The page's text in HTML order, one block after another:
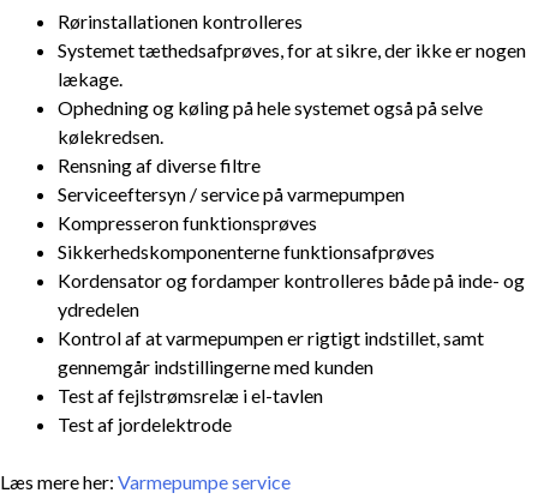
Rørinstallationen kontrolleres
Systemet tæthedsafprøves, for at sikre, der ikke er nogen
lækage.
Ophedning og køling på hele systemet også på selve
kølekredsen.
Rensning af diverse filtre
Serviceeftersyn / service på varmepumpen
Kompresseron funktionsprøves
Sikkerhedskomponenterne funktionsafprøves
Kordensator og fordamper kontrolleres både på inde- og
ydredelen
Kontrol af at varmepumpen er rigtigt indstillet, samt
gennemgår indstillingerne med kunden
Test af fejlstrømsrelæ i el-tavlen
Test af jordelektrode
Læs mere her: Varmepumpe service